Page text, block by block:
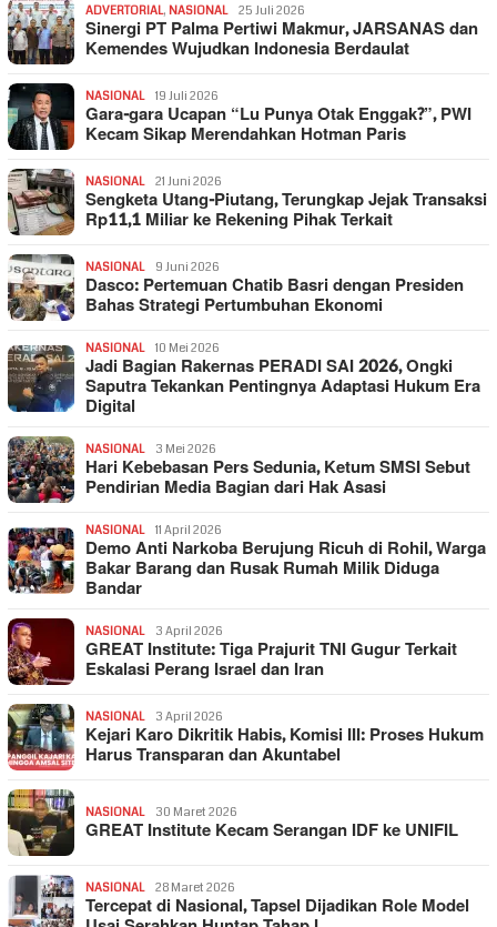
ADVERTORIAL, NASIONAL 25 Juli 2026
Sinergi PT Palma Pertiwi Makmur, JARSANAS dan
Kemendes Wujudkan Indonesia Berdaulat
NASIONAL 19 Juli 2026
Gara-gara Ucapan “Lu Punya Otak Enggak?”, PWI
Kecam Sikap Merendahkan Hotman Paris
NASIONAL 21 Juni 2026
Sengketa Utang-Piutang, Terungkap Jejak Transaksi
Rp11,1 Miliar ke Rekening Pihak Terkait
NASIONAL 9 Juni 2026
Dasco: Pertemuan Chatib Basri dengan Presiden
Bahas Strategi Pertumbuhan Ekonomi
NASIONAL 10 Mei 2026
Jadi Bagian Rakernas PERADI SAI 2026, Ongki
Saputra Tekankan Pentingnya Adaptasi Hukum Era
Digital
NASIONAL 3 Mei 2026
Hari Kebebasan Pers Sedunia, Ketum SMSI Sebut
Pendirian Media Bagian dari Hak Asasi
NASIONAL 11 April 2026
Demo Anti Narkoba Berujung Ricuh di Rohil, Warga
Bakar Barang dan Rusak Rumah Milik Diduga
Bandar
NASIONAL 3 April 2026
GREAT Institute: Tiga Prajurit TNI Gugur Terkait
Eskalasi Perang Israel dan Iran
NASIONAL 3 April 2026
Kejari Karo Dikritik Habis, Komisi III: Proses Hukum
Harus Transparan dan Akuntabel
NASIONAL 30 Maret 2026
GREAT Institute Kecam Serangan IDF ke UNIFIL
NASIONAL 28 Maret 2026
Tercepat di Nasional, Tapsel Dijadikan Role Model